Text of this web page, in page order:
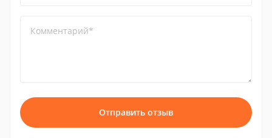
Комментарий*
Отправить отзыв